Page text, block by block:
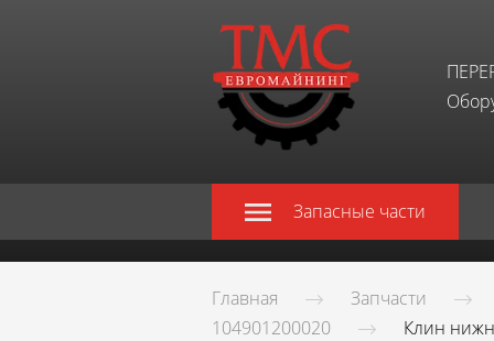
Запасные части
Главная
Запчасти
104901200020
Клин